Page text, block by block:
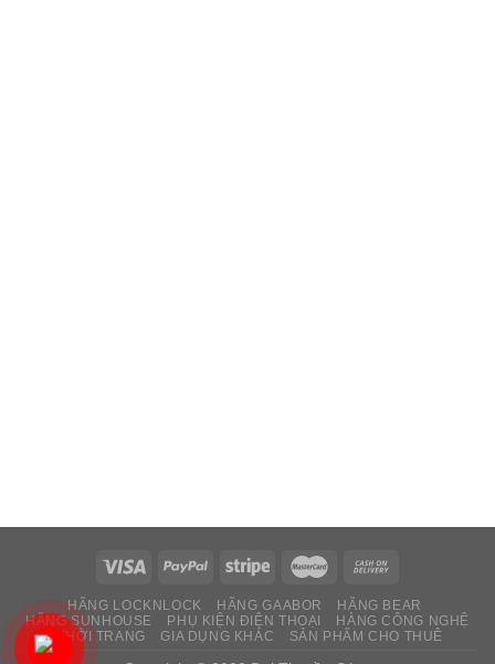
HÃNG LOCKNLOCK HÃNG GAABOR
HÃNG BEAR
HÃNG SUNHOUSE
PHỤ KIỆN ĐIỆN THOẠI
HÀNG CÔNG NGHỆ
THỜI TRANG
GIA DỤNG KHÁC SẢN PHẨM CHO THUÊ